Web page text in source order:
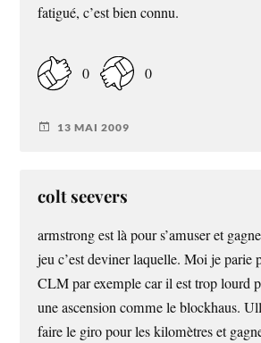
fatigué, c’est bien connu.
0 0
13 MAI 2009
colt seevers
armstrong est là pour s’amuser et
jeu c’est deviner laquelle. Moi je parie
CLM par exemple car il est trop lourd
une ascension comme le blockhaus.
faire le giro pour les kilomètres et